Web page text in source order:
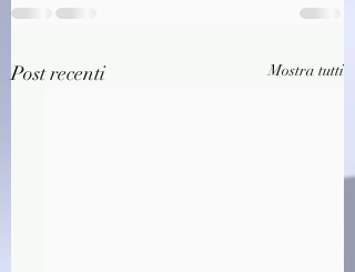
Post recenti Mostra tutti